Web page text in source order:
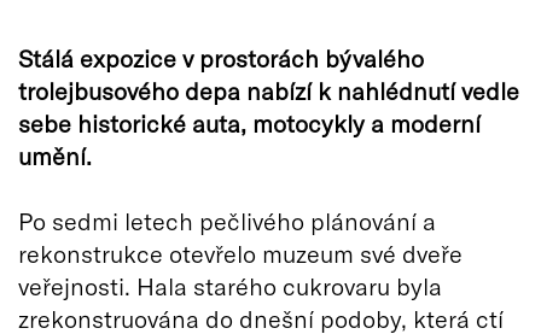
Stálá expozice v prostorách bývalého
trolejbusového depa nabízí k nahlédnutí vedle
sebe historické auta, motocykly a moderní
umění.
Po sedmi letech pečlivého plánování a
rekonstrukce otevřelo muzeum své dveře
veřejnosti. Hala starého cukrovaru byla
zrekonstruována do dnešní podoby, která ctí